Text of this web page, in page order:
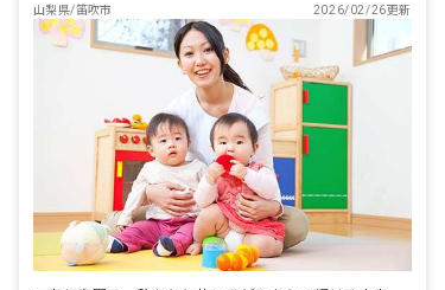
山梨県/笛吹市
2026/02/26更新